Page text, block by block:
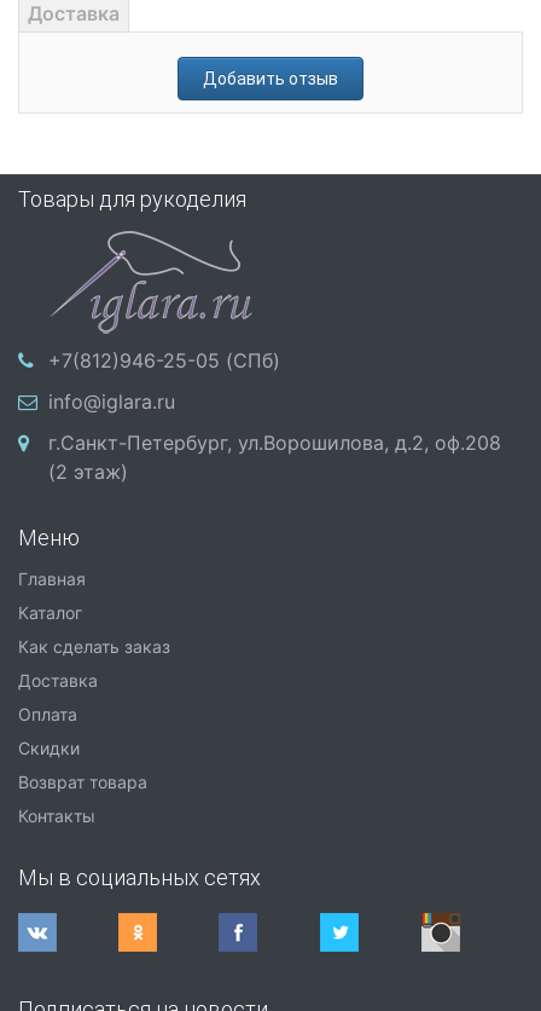
Доставка
Добавить отзыв
Товары для рукоделия
+7(812)946-25-05 (СПб)
info@iglara.ru
г.Санкт-Петербург, ул.Ворошилова, д.2, оф.208
(2 этаж)
Меню
Главная
Каталог
Как сделать заказ
Доставка
Оплата
Скидки
Возврат товара
Контакты
Мы в социальных сетях